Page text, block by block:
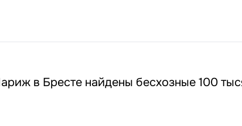
в Бресте найдены бесхозные 100